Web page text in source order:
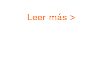
Leer más >